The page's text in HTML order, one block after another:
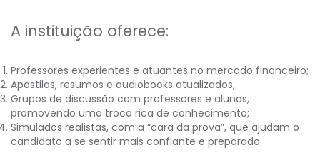
A instituição oferece:
Professores experientes e atuantes no mercado financeiro;
Apostilas, resumos e audiobooks atualizados;
Grupos de discussão com professores e alunos,
promovendo uma troca rica de conhecimento;
Simulados realistas, com a “cara da prova”, que ajudam o
candidato a se sentir mais confiante e preparado.